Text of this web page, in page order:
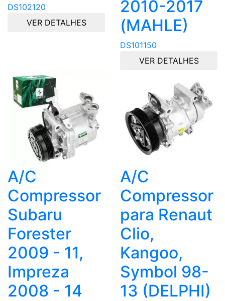
DS102120
VER DETALHES
2010-2017
(MAHLE)
DS101150
VER DETALHES
A/C
Compressor
Subaru
Forester
2009 - 11,
Impreza
2008 - 14
A/C
Compressor
para Renaut
Clio,
Kangoo,
Symbol 98-
13 (DELPHI)